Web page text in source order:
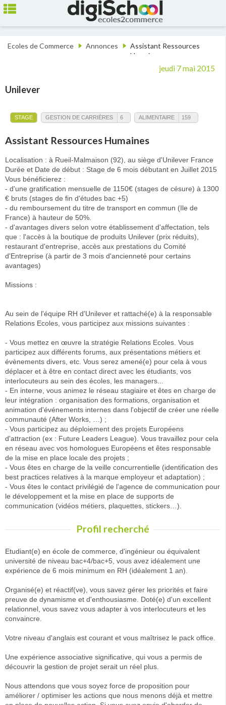
Ecoles de Commerce Annonces
Assistant Ressources
Humaines
jeudi 7 mai 2015
Unilever
STAGE GESTION DE CARRIÈRES 6 ALIMENTAIRE 159
Assistant Ressources Humaines
Localisation : à Rueil-Malmaison (92), au siège d'Unilever France
Durée et Date de début : Stage de 6 mois débutant en Juillet 2015
Vous bénéficierez :
- d'une gratification mensuelle de 1150€ (stages de césure) à 1300
€ bruts (stages de fin d'études bac +5)
- du remboursement du titre de transport en commun (Ile de
France) à hauteur de 50%.
- d'avantages divers selon votre établissement d'affectation, tels
que : l'accès à la boutique de produits Unilever (prix réduits),
restaurant d'entreprise, accès aux prestations du Comité
d'Entreprise (à partir de 3 mois d'ancienneté pour certains
avantages)
Missions :
Au sein de l'équipe RH d'Unilever et rattaché(e) à la responsable
Relations Ecoles, vous participez aux missions suivantes :
- Vous mettez en œuvre la stratégie Relations Ecoles. Vous
participez aux différents forums, aux présentations métiers et
évènements divers, etc. Vous serez amené(e) pour cela à vous
déplacer et à être en contact direct avec les étudiants, vos
interlocuteurs au sein des écoles, les managers...
- En interne, vous animez le réseau stagiaire et êtes en charge de
leur intégration : organisation des formations, organisation et
animation d'événements internes dans l'objectif de créer une réelle
communauté (After Works, …) ;
- Vous participez au déploiement des projets Européens
d'attraction (ex : Future Leaders League). Vous travaillez pour cela
en réseau avec vos homologues Européens et êtes responsable
de la mise en place locale des projets ;
- Vous êtes en charge de la veille concurrentielle (identification des
best practices relatives à la marque employeur et adaptation) ;
- Vous êtes le contact privilégié de l'agence de communication pour
le développement et la mise en place de supports de
communication (vidéos métiers, plaquettes, stickers…).
Profil recherché
Etudiant(e) en école de commerce, d'ingénieur ou équivalent
université de niveau bac+4/bac+5, vous avez idéalement une
expérience de 6 mois minimum en RH (idéalement 1 an).
Organisé(e) et réactif(ve), vous savez gérer les priorités et faire
preuve de dynamisme et d'enthousiasme. Doté(e) d'un excellent
relationnel, vous savez vous adapter à vos interlocuteurs et les
convaincre.
Votre niveau d'anglais est courant et vous maîtrisez le pack office.
Une expérience associative significative, qui vous a permis de
découvrir la gestion de projet serait un réel plus.
Nous attendons que vous soyez force de proposition pour
améliorer / optimiser les actions que nous menons déjà et mettre